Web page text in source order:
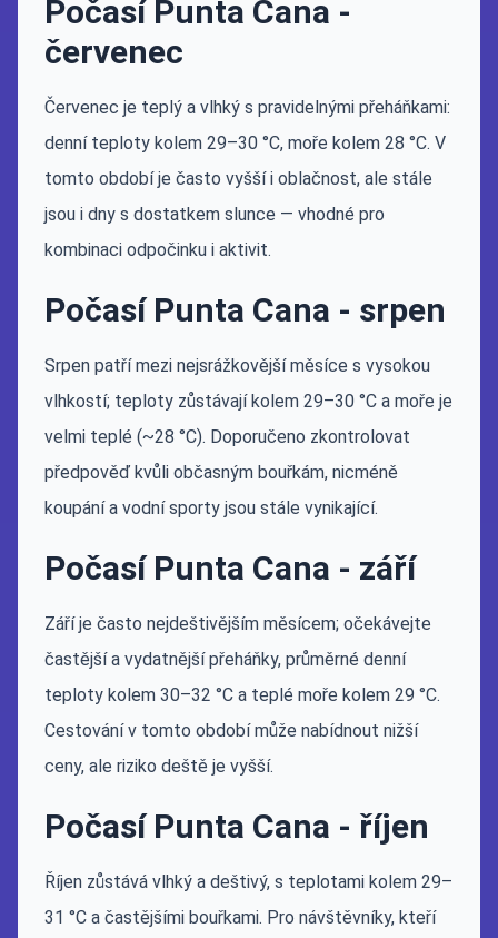
Počasí Punta Cana -
červenec
Červenec je teplý a vlhký s pravidelnými přeháňkami:
denní teploty kolem 29–30 °C, moře kolem 28 °C. V
tomto období je často vyšší i oblačnost, ale stále
jsou i dny s dostatkem slunce — vhodné pro
kombinaci odpočinku i aktivit.
Počasí Punta Cana - srpen
Srpen patří mezi nejsrážkovější měsíce s vysokou
vlhkostí; teploty zůstávají kolem 29–30 °C a moře je
velmi teplé (~28 °C). Doporučeno zkontrolovat
předpověď kvůli občasným bouřkám, nicméně
koupání a vodní sporty jsou stále vynikající.
Počasí Punta Cana - září
Září je často nejdeštivějším měsícem; očekávejte
častější a vydatnější přeháňky, průměrné denní
teploty kolem 30–32 °C a teplé moře kolem 29 °C.
Cestování v tomto období může nabídnout nižší
ceny, ale riziko deště je vyšší.
Počasí Punta Cana - říjen
Říjen zůstává vlhký a deštivý, s teplotami kolem 29–
31 °C a častějšími bouřkami. Pro návštěvníky, kteří